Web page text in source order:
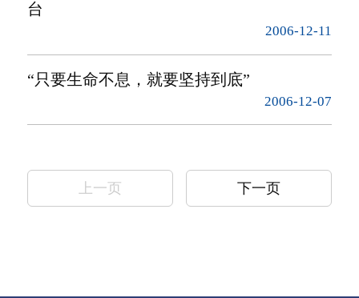
台
2006-12-11
“只要生命不息，就要坚持到底”
2006-12-07
上一页 下一页